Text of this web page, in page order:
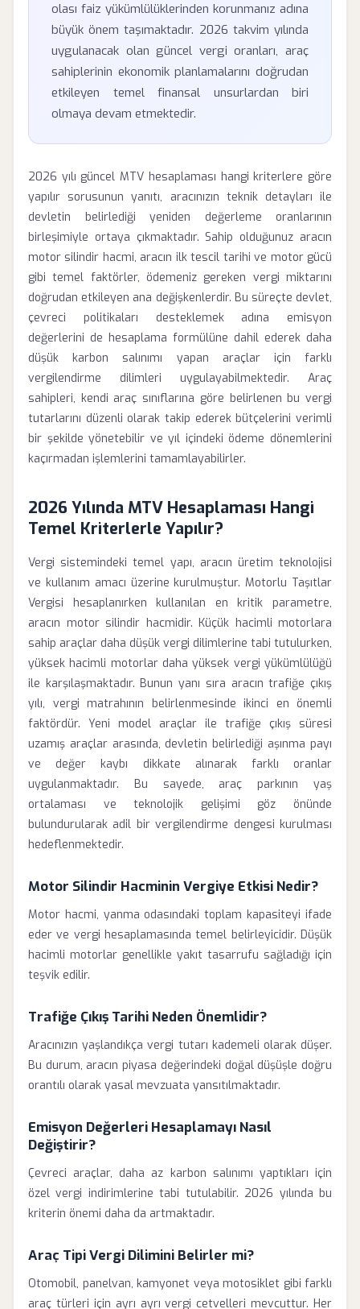
olası faiz yükümlülüklerinden korunmanız adına
büyük önem taşımaktadır. 2026 takvim yılında
uygulanacak olan güncel vergi oranları, araç
sahiplerinin ekonomik planlamalarını doğrudan
etkileyen temel finansal unsurlardan biri
olmaya devam etmektedir.
2026 yılı güncel MTV hesaplaması hangi kriterlere göre
yapılır sorusunun yanıtı, aracınızın teknik detayları ile
devletin belirlediği yeniden değerleme oranlarının
birleşimiyle ortaya çıkmaktadır. Sahip olduğunuz aracın
motor silindir hacmi, aracın ilk tescil tarihi ve motor gücü
gibi temel faktörler, ödemeniz gereken vergi miktarını
doğrudan etkileyen ana değişkenlerdir. Bu süreçte devlet,
çevreci politikaları desteklemek adına emisyon
değerlerini de hesaplama formülüne dahil ederek daha
düşük karbon salınımı yapan araçlar için farklı
vergilendirme dilimleri uygulayabilmektedir. Araç
sahipleri, kendi araç sınıflarına göre belirlenen bu vergi
tutarlarını düzenli olarak takip ederek bütçelerini verimli
bir şekilde yönetebilir ve yıl içindeki ödeme dönemlerini
kaçırmadan işlemlerini tamamlayabilirler.
2026 Yılında MTV Hesaplaması Hangi
Temel Kriterlerle Yapılır?
Vergi sistemindeki temel yapı, aracın üretim teknolojisi
ve kullanım amacı üzerine kurulmuştur. Motorlu Taşıtlar
Vergisi hesaplanırken kullanılan en kritik parametre,
aracın motor silindir hacmidir. Küçük hacimli motorlara
sahip araçlar daha düşük vergi dilimlerine tabi tutulurken,
yüksek hacimli motorlar daha yüksek vergi yükümlülüğü
ile karşılaşmaktadır. Bunun yanı sıra aracın trafiğe çıkış
yılı, vergi matrahının belirlenmesinde ikinci en önemli
faktördür. Yeni model araçlar ile trafiğe çıkış süresi
uzamış araçlar arasında, devletin belirlediği aşınma payı
ve değer kaybı dikkate alınarak farklı oranlar
uygulanmaktadır. Bu sayede, araç parkının yaş
ortalaması ve teknolojik gelişimi göz önünde
bulundurularak adil bir vergilendirme dengesi kurulması
hedeflenmektedir.
Motor Silindir Hacminin Vergiye Etkisi Nedir?
Motor hacmi, yanma odasındaki toplam kapasiteyi ifade
eder ve vergi hesaplamasında temel belirleyicidir. Düşük
hacimli motorlar genellikle yakıt tasarrufu sağladığı için
teşvik edilir.
Trafiğe Çıkış Tarihi Neden Önemlidir?
Aracınızın yaşlandıkça vergi tutarı kademeli olarak düşer.
Bu durum, aracın piyasa değerindeki doğal düşüşle doğru
orantılı olarak yasal mevzuata yansıtılmaktadır.
Emisyon Değerleri Hesaplamayı Nasıl
Değiştirir?
Çevreci araçlar, daha az karbon salınımı yaptıkları için
özel vergi indirimlerine tabi tutulabilir. 2026 yılında bu
kriterin önemi daha da artmaktadır.
Araç Tipi Vergi Dilimini Belirler mi?
Otomobil, panelvan, kamyonet veya motosiklet gibi farklı
araç türleri için ayrı ayrı vergi cetvelleri mevcuttur. Her